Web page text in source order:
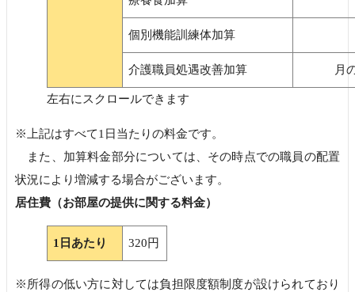
個別機能訓練体加算
介護職員処遇改善加算 月
※上記はすべて1日当たりの料金です。
また、加算料金部分については、その時点での職員の配置
状況により増減する場合がございます。
居住費（お部屋の提供に関する料金）
1日あたり 320円
※所得の低い方に対しては負担限度額制度が設けられており